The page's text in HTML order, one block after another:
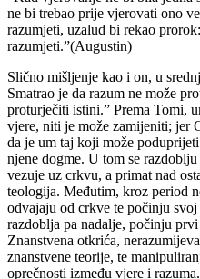
ne bi trebao prije vjerovati ono
razumjeti, uzalud bi rekao
razumjeti.”(Augustin)
Slično mišljenje kao i on, u
Smatrao je da razum ne može
proturječiti istini.” Prema Tomi,
vjere, niti je može zamijeniti; jer
da je um taj koji može
njene dogme. U tom se
vezuje uz crkvu, a primat nad
teologija. Međutim, kroz period
odvajaju od crkve te počinju
razdoblja pa nadalje, počinju
Znanstvena otkrića,
znanstvene teorije, te
oprečnosti između vjere i